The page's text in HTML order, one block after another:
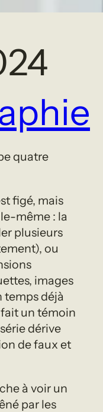
quatre
figé, mais
même : la
plusieurs
ou
images
déjà
un témoin
dérive
de faux et
à voir un
par les